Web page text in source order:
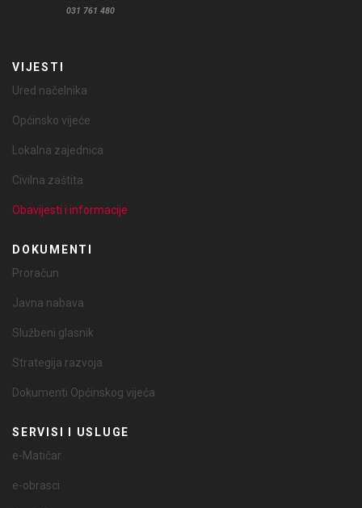
031 761 480
VIJESTI
Ured načelnika
Općinsko vijeće
Lokalna zajednica
Civilna zaštita
Obavijesti i informacije
DOKUMENTI
Proračun
Javna nabava
Službeni glasnik
Strategija razvoja
Dokumenti Općinskog vijeća
SERVISI I USLUGE
e-Matičar
e-obrasci